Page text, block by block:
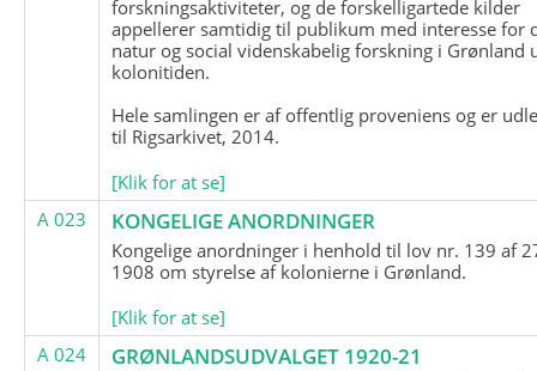
forskningsaktiviteter, og de forskelligartede kilder
appellerer samtidig til publikum med interesse for
natur og social videnskabelig forskning i Grønland
kolonitiden.
Hele samlingen er af offentlig proveniens og er
til Rigsarkivet, 2014.
[Klik for at se]
A 023
KONGELIGE ANORDNINGER
Kongelige anordninger i henhold til lov nr. 139 af
1908 om styrelse af kolonierne i Grønland.
[Klik for at se]
A 024
GRØNLANDSUDVALGET 1920-21